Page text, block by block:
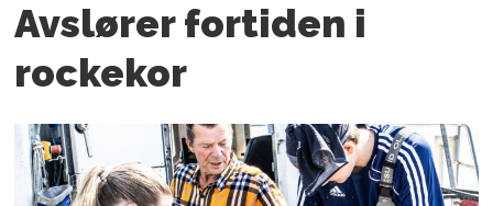
Avslører fortiden i
rockekor